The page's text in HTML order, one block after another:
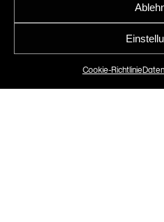
Cookie-Richtlinie
Neu im Team,
begrüssen